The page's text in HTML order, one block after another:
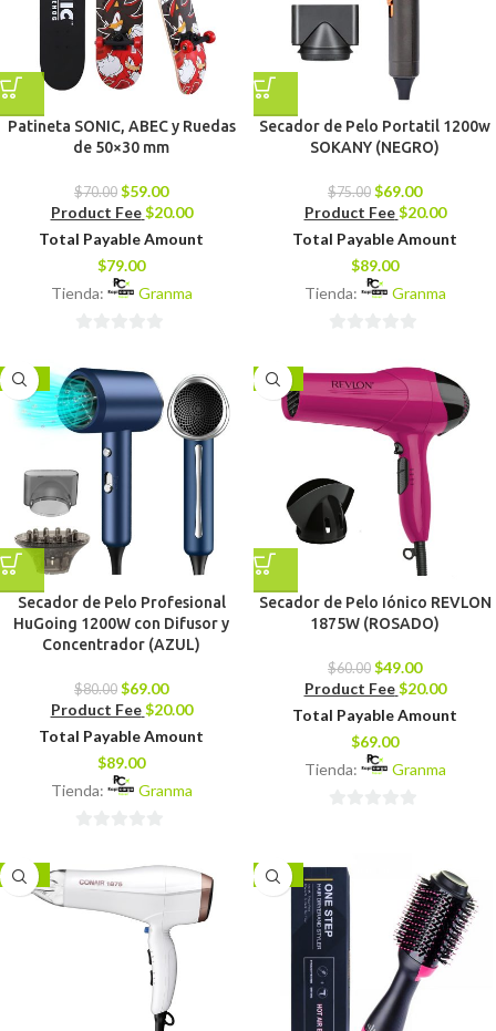
Patineta SONIC, ABEC y Ruedas
de 50×30 mm
$70.00 $59.00
Product Fee $20.00
Total Payable Amount
$79.00
Tienda:
Granma
de
5
Secador de Pelo Portatil 1200w
SOKANY (NEGRO)
$75.00 $69.00
Product Fee $20.00
Total Payable Amount
$89.00
Tienda:
Granma
5
-14%
Secador de Pelo Profesional
HuGoing 1200W con Difusor y
Concentrador (AZUL)
$80.00 $69.00
Product Fee $20.00
Total Payable Amount
$89.00
Tienda:
Granma
5
-18%
Secador de Pelo Iónico REVLON
1875W (ROSADO)
$60.00 $49.00
Product Fee $20.00
Total Payable Amount
$69.00
Tienda:
Granma
5
-16% -18%